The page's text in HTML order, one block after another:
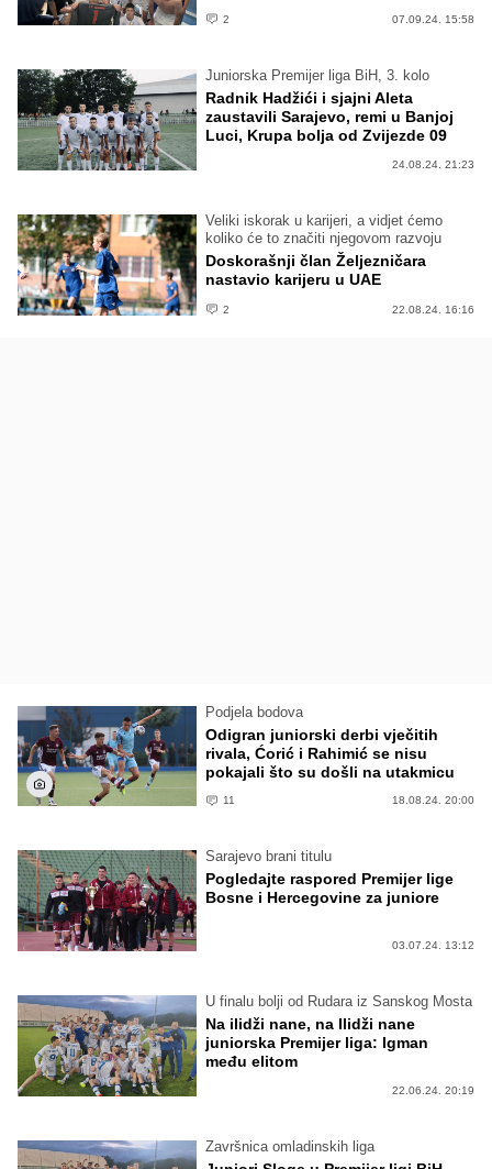
2 07.09.24. 15:58
Juniorska Premijer liga BiH, 3. kolo
Radnik Hadžići i sjajni Aleta
zaustavili Sarajevo, remi u Banjoj
Luci, Krupa bolja od Zvijezde 09
24.08.24. 21:23
Veliki iskorak u karijeri, a vidjet ćemo
koliko će to značiti njegovom razvoju
Doskorašnji član Željezničara
nastavio karijeru u UAE
2 22.08.24. 16:16
Podjela bodova
Odigran juniorski derbi vječitih
rivala, Ćorić i Rahimić se nisu
pokajali što su došli na utakmicu
11 18.08.24. 20:00
Sarajevo brani titulu
Pogledajte raspored Premijer lige
Bosne i Hercegovine za juniore
03.07.24. 13:12
U finalu bolji od Rudara iz Sanskog Mosta
Na ilidži nane, na Ilidži nane
juniorska Premijer liga: Igman
među elitom
22.06.24. 20:19
Završnica omladinskih liga